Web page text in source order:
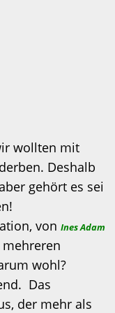
wollten mit
Deshalb
gehört es sei
von Ines Adam
wohl?
Das
der mehr als